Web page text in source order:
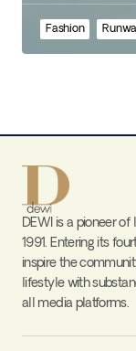
Fashion
DEWI is a pioneer
1991. Entering its
inspire the
lifestyle with
all media platforms.